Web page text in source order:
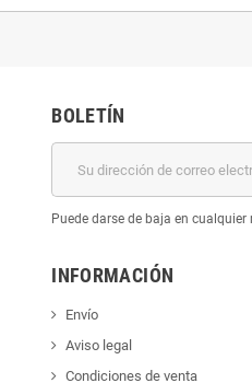
BOLETÍN
Puede darse de baja en
INFORMACIÓN
Envío
Aviso legal
Condiciones de venta